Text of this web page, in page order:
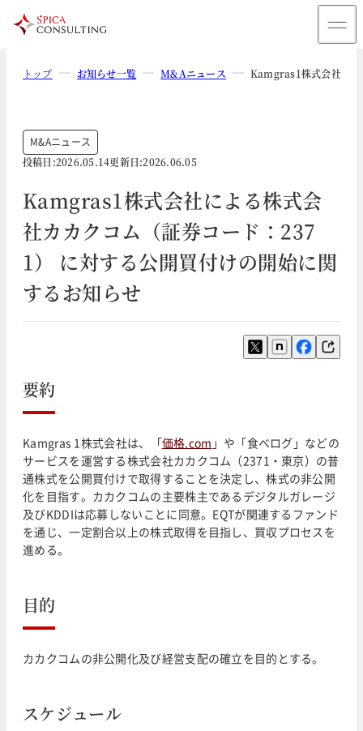
トップ お知らせ一覧 M&Aニュース Kamgras1株式会社によ
M&Aニュース
投稿日:2026.05.14更新日:2026.06.05
Kamgras1株式会社による株式会
社カカクコム（証券コード：237
1） に対する公開買付けの開始に関
するお知らせ
要約
Kamgras 1株式会社は、「価格.com 」や「食べログ」などの
サービスを運営する株式会社カカクコム（2371・東京）の普
通株式を公開買付けで取得することを決定し、株式の非公開
化を目指す。カカクコムの主要株主であるデジタルガレージ
及びKDDIは応募しないことに同意。EQTが関連するファンド
を通じ、一定割合以上の株式取得を目指し、買収プロセスを
進める。
目的
カカクコムの非公開化及び経営支配の確立を目的とする。
スケジュール